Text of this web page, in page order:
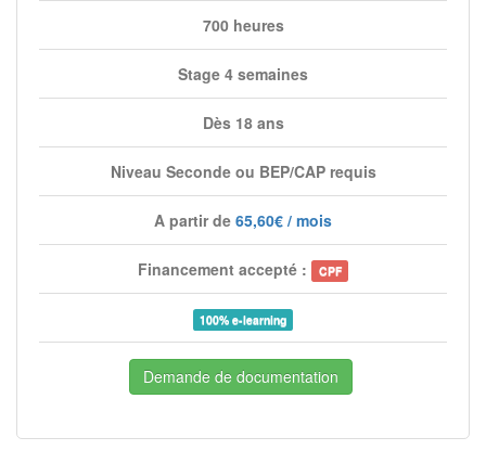
700 heures
Stage 4 semaines
Dès 18 ans
Niveau Seconde ou BEP/CAP requis
A partir de 65,60€ / mois
Financement accepté : CPF
100% e-learning
Demande de documentation